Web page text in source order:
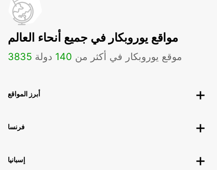
مواقع يوروبكار في جميع أنحاء العالم
3835 موقع يوروبكار في أكثر من 140 دولة
أبرز المواقع
فرنسا
إسبانيا